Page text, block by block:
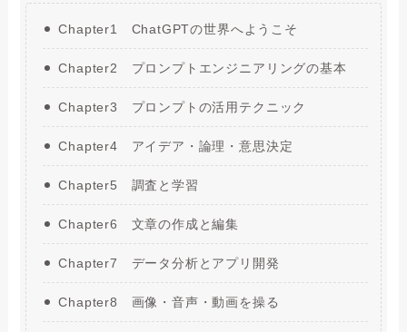
Chapter1 ChatGPTの世界へようこそ
Chapter2 プロンプトエンジニアリングの基本
Chapter3 プロンプトの活用テクニック
Chapter4 アイデア・論理・意思決定
Chapter5 調査と学習
Chapter6 文章の作成と編集
Chapter7 データ分析とアプリ開発
Chapter8 画像・音声・動画を操る